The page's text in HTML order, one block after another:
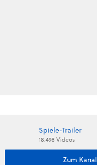
Spiele-Trailer
18.498 Videos
Zum Kanal